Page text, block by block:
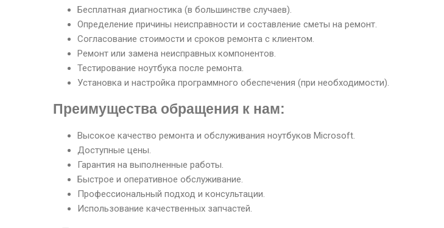
Бесплатная диагностика (в большинстве случаев).
Определение причины неисправности и составление сметы на ремонт.
Согласование стоимости и сроков ремонта с клиентом.
Ремонт или замена неисправных компонентов.
Тестирование ноутбука после ремонта.
Установка и настройка программного обеспечения (при необходимости).
Преимущества обращения к нам:
Высокое качество ремонта и обслуживания ноутбуков Microsoft.
Доступные цены.
Гарантия на выполненные работы.
Быстрое и оперативное обслуживание.
Профессиональный подход и консультации.
Использование качественных запчастей.